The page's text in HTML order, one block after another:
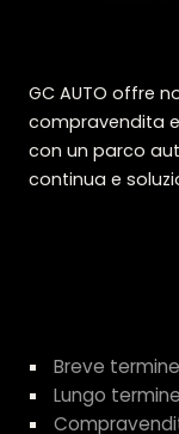
GC AUTO offre
compravendita
con un parco
continua e
Breve termine
Lungo termine